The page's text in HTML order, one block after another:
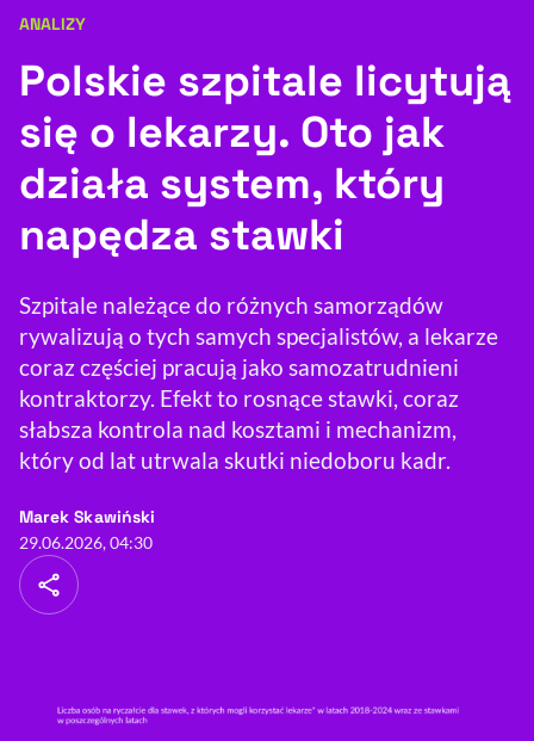
Ułatwienia dostępności wspierają:
Sprawdź, jak i dlaczego zwiększamy dostępność , otwiera się w nowym
Deklaracja dostępności, otwiera się w nowym oknie
Zgłoś problem
, otwiera się w
Kategoria artykułu:
ANALIZY
Polskie szpitale licytują
się o lekarzy. Oto jak
działa system, który
napędza stawki
Szpitale należące do różnych samorządów
rywalizują o tych samych specjalistów, a lekarze
coraz częściej pracują jako samozatrudnieni
kontraktorzy. Efekt to rosnące stawki, coraz
słabsza kontrola nad kosztami i mechanizm,
który od lat utrwala skutki niedoboru kadr.
Marek Skawiński
29.06.2026, 04:30